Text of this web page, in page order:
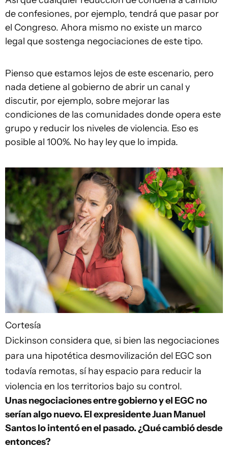
de confesiones, por ejemplo, tendrá que pasar por
el Congreso. Ahora mismo no existe un marco
legal que sostenga negociaciones de este tipo.
Pienso que estamos lejos de este escenario, pero
nada detiene al gobierno de abrir un canal y
discutir, por ejemplo, sobre mejorar las
condiciones de las comunidades donde opera este
grupo y reducir los niveles de violencia. Eso es
posible al 100%. No hay ley que lo impida.
Cortesía
Dickinson considera que, si bien las negociaciones
para una hipotética desmovilización del EGC son
todavía remotas, sí hay espacio para reducir la
violencia en los territorios bajo su control.
Unas negociaciones entre gobierno y el EGC no
serían algo nuevo. El expresidente Juan Manuel
Santos lo intentó en el pasado. ¿Qué cambió desde
entonces?